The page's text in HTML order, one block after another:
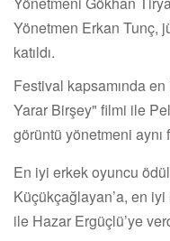
Yönetmen Erkan Tunç,
katıldı.
Festival kapsamında
Yarar Birşey" filmi ile
görüntü yönetmeni
En iyi erkek oyuncu
Küçükçağlayan’a, en iyi
ile Hazar Ergüçlü’ye